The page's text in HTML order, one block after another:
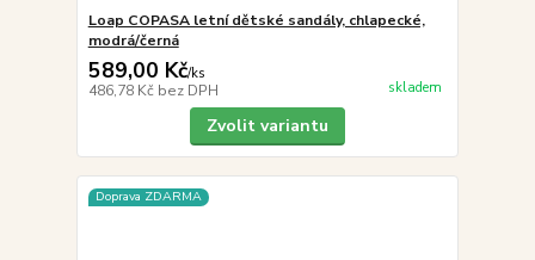
Loap COPASA letní dětské sandály, chlapecké,
modrá/černá
589,00 Kč/ks
486,78 Kč bez DPH skladem
Zvolit variantu
Doprava ZDARMA